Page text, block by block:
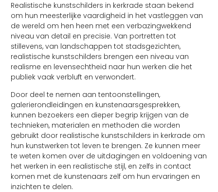
Realistische kunstschilders in kerkrade staan bekend
om hun meesterlijke vaardigheid in het vastleggen van
de wereld om hen heen met een verbazingwekkend
niveau van detail en precisie. Van portretten tot
stillevens, van landschappen tot stadsgezichten,
realistische kunstschilders brengen een niveau van
realisme en levensechtheid naar hun werken die het
publiek vaak verbluft en verwondert.
Door deel te nemen aan tentoonstellingen,
galerierondleidingen en kunstenaarsgesprekken,
kunnen bezoekers een dieper begrip krijgen van de
technieken, materialen en methoden die worden
gebruikt door realistische kunstschilders in kerkrade om
hun kunstwerken tot leven te brengen. Ze kunnen meer
te weten komen over de uitdagingen en voldoening van
het werken in een realistische stijl, en zelfs in contact
komen met de kunstenaars zelf om hun ervaringen en
inzichten te delen.